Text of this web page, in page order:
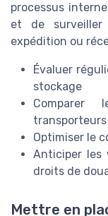
processus
et de
expédition ou
Évaluer
stockage
transporteurs
Optimiser le
Anticiper les
droits de
Mettre en